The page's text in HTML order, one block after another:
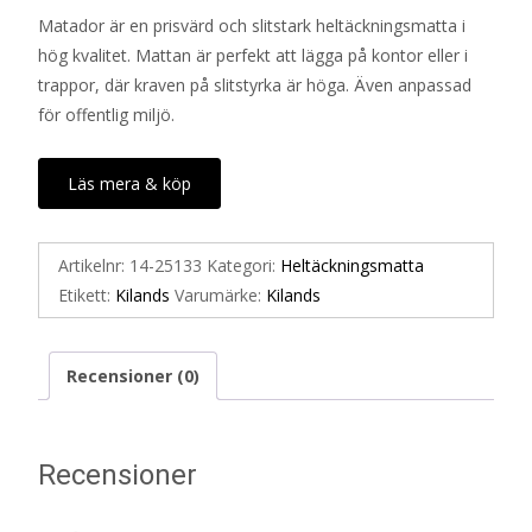
Matador är en prisvärd och slitstark heltäckningsmatta i
hög kvalitet. Mattan är perfekt att lägga på kontor eller i
trappor, där kraven på slitstyrka är höga. Även anpassad
för offentlig miljö.
Läs mera & köp
Artikelnr: 14-25133 Kategori: Heltäckningsmatta
Etikett: Kilands Varumärke: Kilands
Recensioner (0)
Recensioner